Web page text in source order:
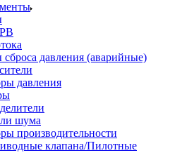
давления (аварийные)
давления
шума
производительности
клапана/Пилотные